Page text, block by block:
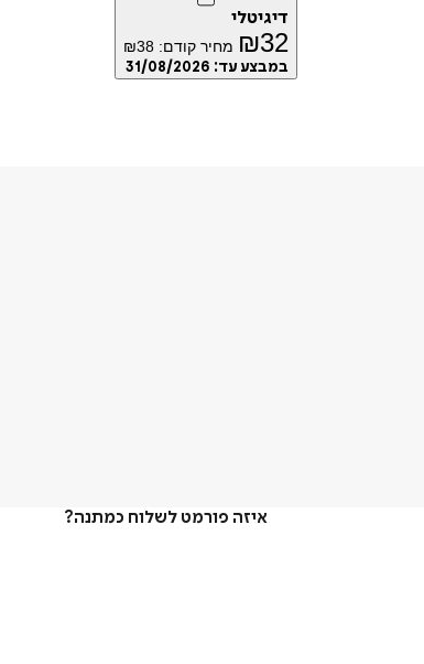
דיגיטלי
₪32 מחיר קודם: ₪38
במבצע עד: 31/08/2026
איזה פורמט לשלוח כמתנה?